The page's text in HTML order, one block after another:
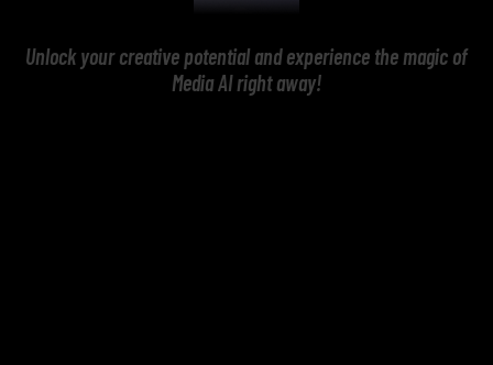
Unlock your creative potential and experience the magic of
Media AI right away!